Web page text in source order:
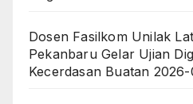
Dosen Fasilkom Unilak
Pekanbaru Gelar Ujian
Kecerdasan Buatan